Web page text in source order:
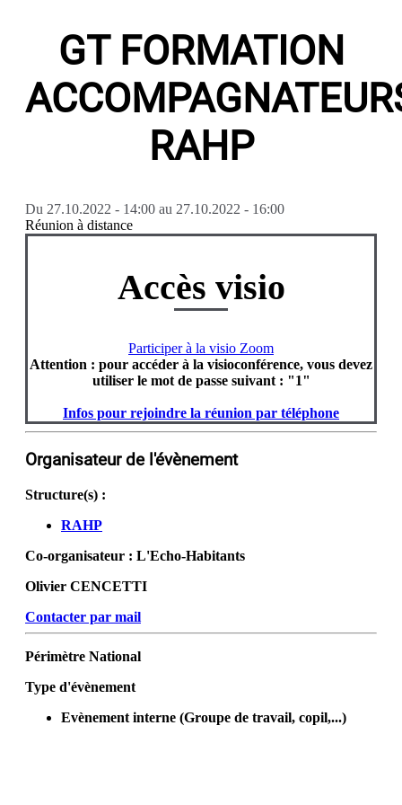
GT FORMATION
RAHP
Du 27.10.2022 - 14:00 au 27.10.2022 - 16:00
Réunion à distance
Accès visio
Participer à la visio Zoom
Attention : pour accéder à la visioconférence, vous devez
utiliser le mot de passe suivant : "1"
Infos pour rejoindre la réunion par téléphone
Organisateur de l'évènement
Structure(s) :
RAHP
Co-organisateur : L'Echo-Habitants
Olivier CENCETTI
Contacter par mail
Périmètre National
Type d'évènement
Evènement interne (Groupe de travail, copil,...)